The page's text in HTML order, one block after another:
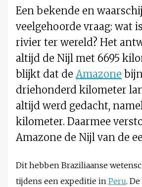
Een bekende en
veelgehoorde vraag: wat
rivier ter wereld? Het
altijd de Nijl met 6695
blijkt dat de Amazone
driehonderd kilometer
altijd werd gedacht,
kilometer. Daarmee
Amazone de Nijl van de
Dit hebben Braziliaanse
tijdens een expeditie in Peru.